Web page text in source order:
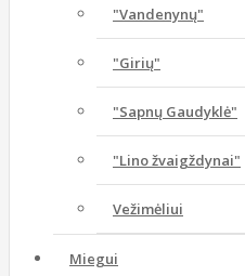
"Vandenynų"
"Girių"
"Sapnų Gaudyklė"
"Lino žvaigždynai"
Vežimėliui
Miegui